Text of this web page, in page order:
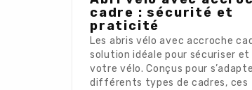
cadre : sécurité et
praticité
Les abris vélo avec accroche
solution idéale pour sécuriser
votre vélo. Conçus pour
différents types de cadres, ces